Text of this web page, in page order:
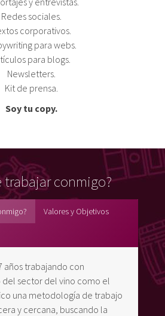
Redes sociales.
corporativos.
para webs.
para blogs.
Newsletters.
Kit de prensa.
Soy tu copy.
trabajar conmigo?
Valores y Objetivos
años trabajando con
del sector del vino como el
una metodología de trabajo
y cercana, buscando la